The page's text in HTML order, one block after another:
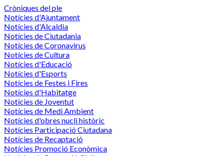
Cròniques del ple
Notícies d'Ajuntament
Notícies d'Alcaldia
Notícies de Ciutadania
Notícies de Coronavirus
Notícies de Cultura
Notícies d'Educació
Notícies d'Esports
Notícies de Festes i Fires
Notícies d'Habitatge
Notícies de Joventut
Notícies de Medi Ambient
Notícies d'obres nucli històric
Notícies Participació Ciutadana
Notícies de Recaptació
Notícies Promoció Econòmica